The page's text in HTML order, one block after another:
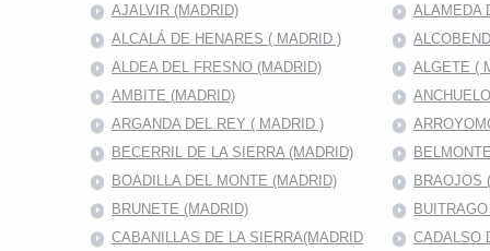
AJALVIR (MADRID)
ALAMEDA
ALCALÁ DE HENARES ( MADRID )
ALDEA DEL FRESNO (MADRID)
ALGETE (
AMBITE (MADRID)
ARGANDA DEL REY ( MADRID )
BECERRIL DE LA SIERRA (MADRID)
BOADILLA DEL MONTE (MADRID)
BRAOJOS
BRUNETE (MADRID)
CABANILLAS DE LA SIERRA(MADRID
CADALSO